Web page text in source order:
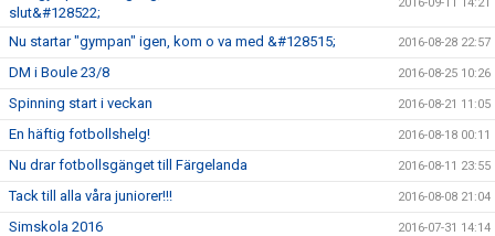
slut&#128522;
Nu startar "gympan" igen, kom o va med &#128515; 2016-08-28 22:57
DM i Boule 23/8 2016-08-25 10:26
Spinning start i veckan 2016-08-21 11:05
En häftig fotbollshelg! 2016-08-18 00:11
Nu drar fotbollsgänget till Färgelanda 2016-08-11 23:55
Tack till alla våra juniorer!!! 2016-08-08 21:04
Simskola 2016 2016-07-31 14:14